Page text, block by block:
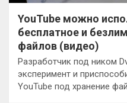
YouTube можно
бесплатное и
файлов (видео)
Разработчик под ником
эксперимент и
YouTube под хранение